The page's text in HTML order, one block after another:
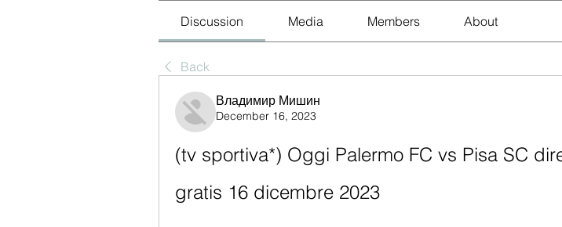
Discussion Media Members About
Back
Владимир Мишин
December 16, 2023
(tv sportiva*) Oggi Palermo FC vs Pisa SC
gratis 16 dicembre 2023